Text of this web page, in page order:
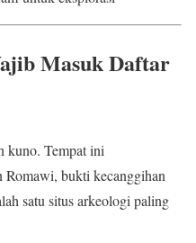
Masuk Daftar
kuno. Tempat ini
Romawi, bukti kecanggihan
satu situs arkeologi paling